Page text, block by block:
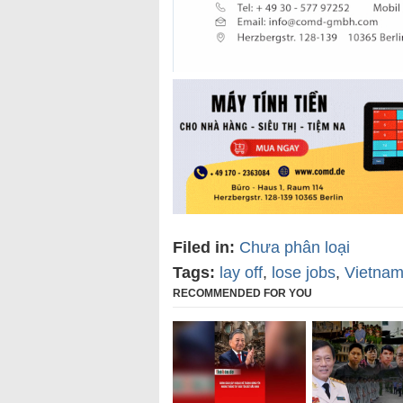
Filed in: Chưa phân loại
Tags: lay off, lose jobs,
RECOMMENDED FOR YOU